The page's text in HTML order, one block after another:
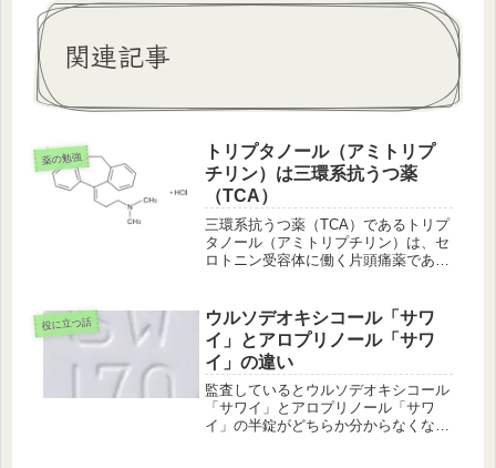
関連記事
薬の勉強
トリプタノール（アミトリプ
チリン）は三環系抗うつ薬
（TCA）
三環系抗うつ薬（TCA）であるトリプ
タノール（アミトリプチリン）は、セ
ロトニン受容体に働く片頭痛薬である
リン塩酸塩錠）は古くからある三環系
抗うつ薬（TCA）です。名称の由来...
役に立つ話
ウルソデオキシコール「サワ
イ」とアロプリノール「サワ
イ」の違い
監査しているとウルソデオキシコール
「サワイ」とアロプリノール「サワ
イ」の半錠がどちらか分からなくなる